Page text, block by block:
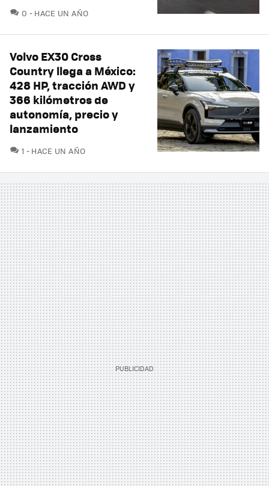
0 COMENTARIOS
HACE UN AÑO
Volvo EX30 Cross
Country llega a México:
428 HP, tracción AWD y
366 kilómetros de
autonomía, precio y
lanzamiento
1 COMENTARIOS
HACE UN AÑO